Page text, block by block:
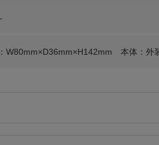
W80mm×D36mm×H142mm 本体：外